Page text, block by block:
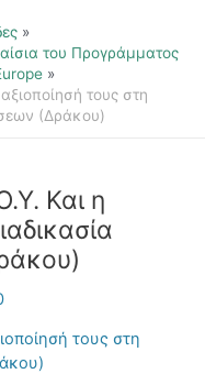
του Προγράμματος
τους στη
(Δράκου)
Και η
τους στη